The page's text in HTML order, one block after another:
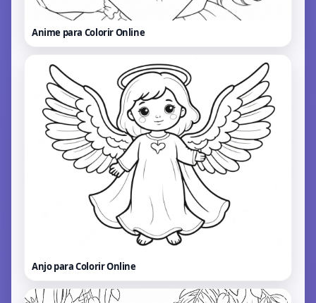
Anime para ColorirOnline
Anjo para ColorirOnline